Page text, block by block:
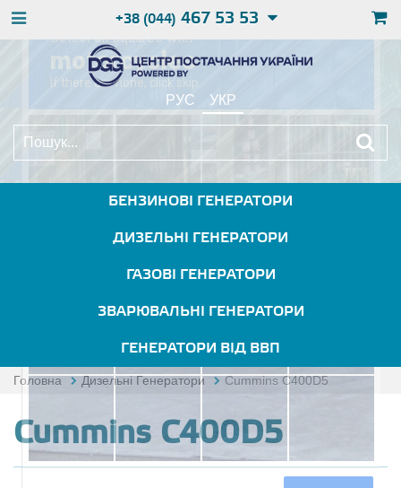
+38 (044) 467 53 53
РУС УКР
БЕНЗИНОВІ ГЕНЕРАТОРИ
ДИЗЕЛЬНІ ГЕНЕРАТОРИ
ГАЗОВІ ГЕНЕРАТОРИ
ЗВАРЮВАЛЬНІ ГЕНЕРАТОРИ
ГЕНЕРАТОРИ ВІД ВВП
Головна Дизельні Генератори Cummins C400D5
Cummins C400D5